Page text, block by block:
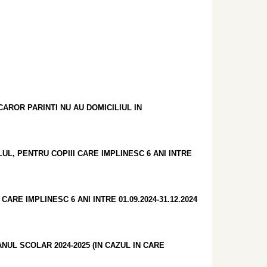
PARINTI NU AU DOMICILIUL IN
PENTRU COPIII CARE IMPLINESC 6 ANI INTRE
IMPLINESC 6 ANI INTRE 01.09.2024-31.12.2024
SCOLAR 2024-2025 (IN CAZUL IN CARE